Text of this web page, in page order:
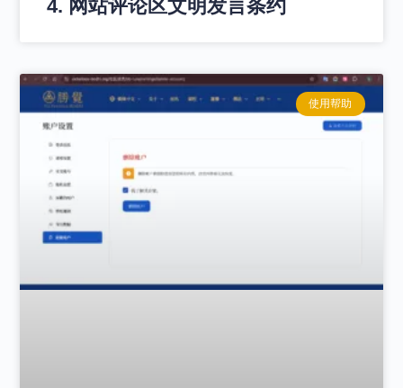
4. 网站评论区文明发言条约
使用帮助